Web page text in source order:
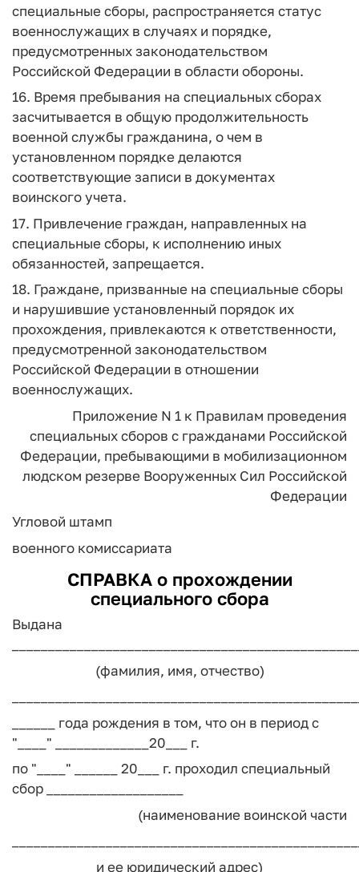
специальные сборы, распространяется статус
военнослужащих в случаях и порядке,
предусмотренных законодательством
Российской Федерации в области обороны.
16. Время пребывания на специальных сборах
засчитывается в общую продолжительность
военной службы гражданина, о чем в
установленном порядке делаются
соответствующие записи в документах
воинского учета.
17. Привлечение граждан, направленных на
специальные сборы, к исполнению иных
обязанностей, запрещается.
18. Граждане, призванные на специальные сборы
и нарушившие установленный порядок их
прохождения, привлекаются к ответственности,
предусмотренной законодательством
Российской Федерации в отношении
военнослужащих.
Приложение N 1 к Правилам проведения
специальных сборов с гражданами Российской
Федерации, пребывающими в мобилизационном
людском резерве Вооруженных Сил Российской
Федерации
Угловой штамп
военного комиссариата
СПРАВКА о прохождении
специального сбора
Выдана
(фамилия, имя, отчество)
______ года рождения в том, что он в период с
"____" _____________20___ г.
по "____" ______ 20___ г. проходил специальный
сбор ___________________
(наименование воинской части
и ее юридический адрес)